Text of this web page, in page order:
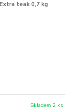
teak 0,7 kg
Skladem 2 ks